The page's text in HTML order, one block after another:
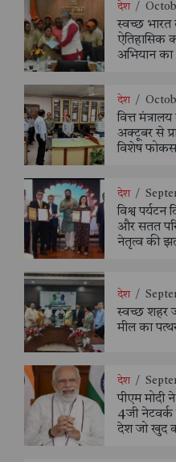
देश /
स्वच्छ भारत
ऐतिहासिक
अभियान का
देश /
वित्त
अक्टूबर से
विशेष फोकस
देश /
विश्व
और सतत
नेतृत्व की
देश /
स्वच्छ शहर
मील का
देश /
पीएम मोदी
4जी नेटवर्क
देश जो खुद